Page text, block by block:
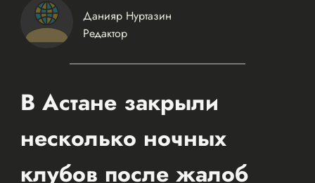
Данияр Нуртазин
Редактор
В Астане закрыли
несколько ночных
клубов после жалоб